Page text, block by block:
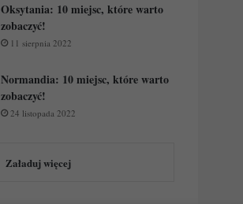
Oksytania: 10 miejsc, które warto
zobaczyć!
11 sierpnia 2022
Normandia: 10 miejsc, które warto
zobaczyć!
24 listopada 2022
Załaduj więcej